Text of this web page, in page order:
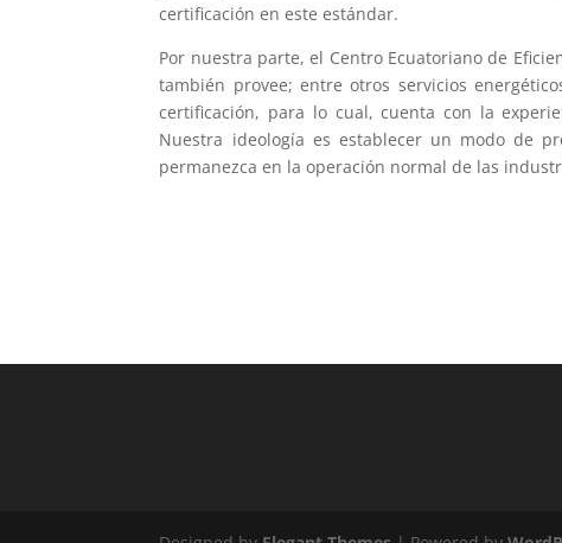
certificación en este estándar.
Por nuestra parte, el Centro Ecuatoriano de
también provee; entre otros servicios
certificación, para lo cual, cuenta con la
Nuestra ideología es establecer un modo de
permanezca en la operación normal de las